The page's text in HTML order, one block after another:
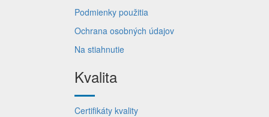
Podmienky použitia
Ochrana osobných údajov
Na stiahnutie
Kvalita
Certifikáty kvality